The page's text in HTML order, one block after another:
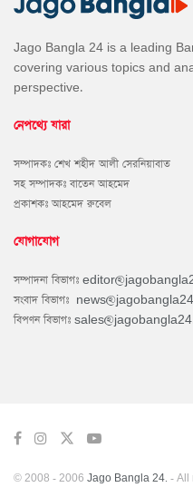
Jago Bangla 24 is a leading
covering various topics and
perspective.
নেপথ্যে যারা
সম্পাদকঃ শেখ শহীদ আলী সেরনিয়াবাত
সহ সম্পাদকঃ বাতেন আহমেদ
প্রকাশকঃ আহমেদ রুবেল
যোগাযোগ
সম্পাদনা বিভাগঃ
সংবাদ বিভাগঃ
বিপণন বিভাগঃ
© 2008 - 2006 Jago Bangla 24. - All